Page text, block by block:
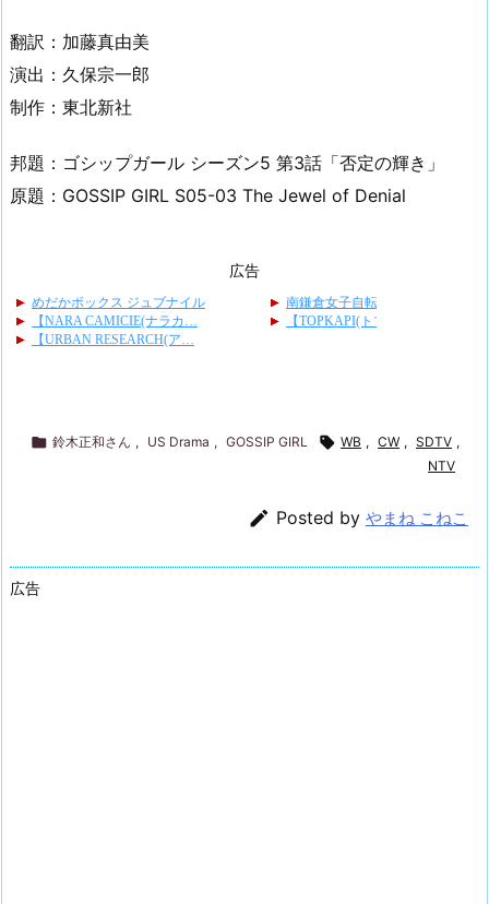
翻訳：加藤真由美
演出：久保宗一郎
制作：東北新社
邦題：ゴシップガール シーズン5 第3話「否定の輝き」
原題：GOSSIP GIRL S05-03 The Jewel of Denial
広告
 鈴木正和さん , US Drama , GOSSIP GIRL  WB , CW , SDTV ,
NTV
 Posted by やまね こねこ
広告